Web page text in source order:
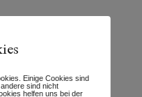
So die
manche
gibt aber auch
Einige Cookies sind
sind nicht
helfen uns bei der